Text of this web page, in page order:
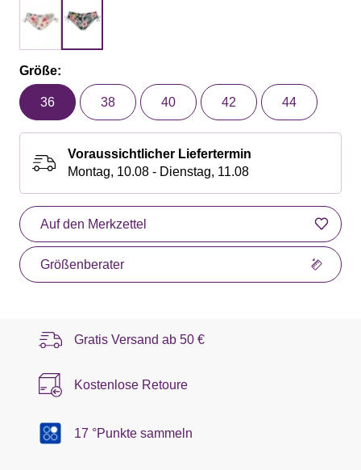
Größe:
36 38 40 42 44
Voraussichtlicher Liefertermin
Montag, 10.08 - Dienstag, 11.08
Auf den Merkzettel
Größenberater
Gratis Versand ab 50 €
Kostenlose Retoure
17 °Punkte sammeln